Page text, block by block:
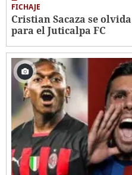
FICHAJE
Cristian Sacaza se
para el Juticalpa FC